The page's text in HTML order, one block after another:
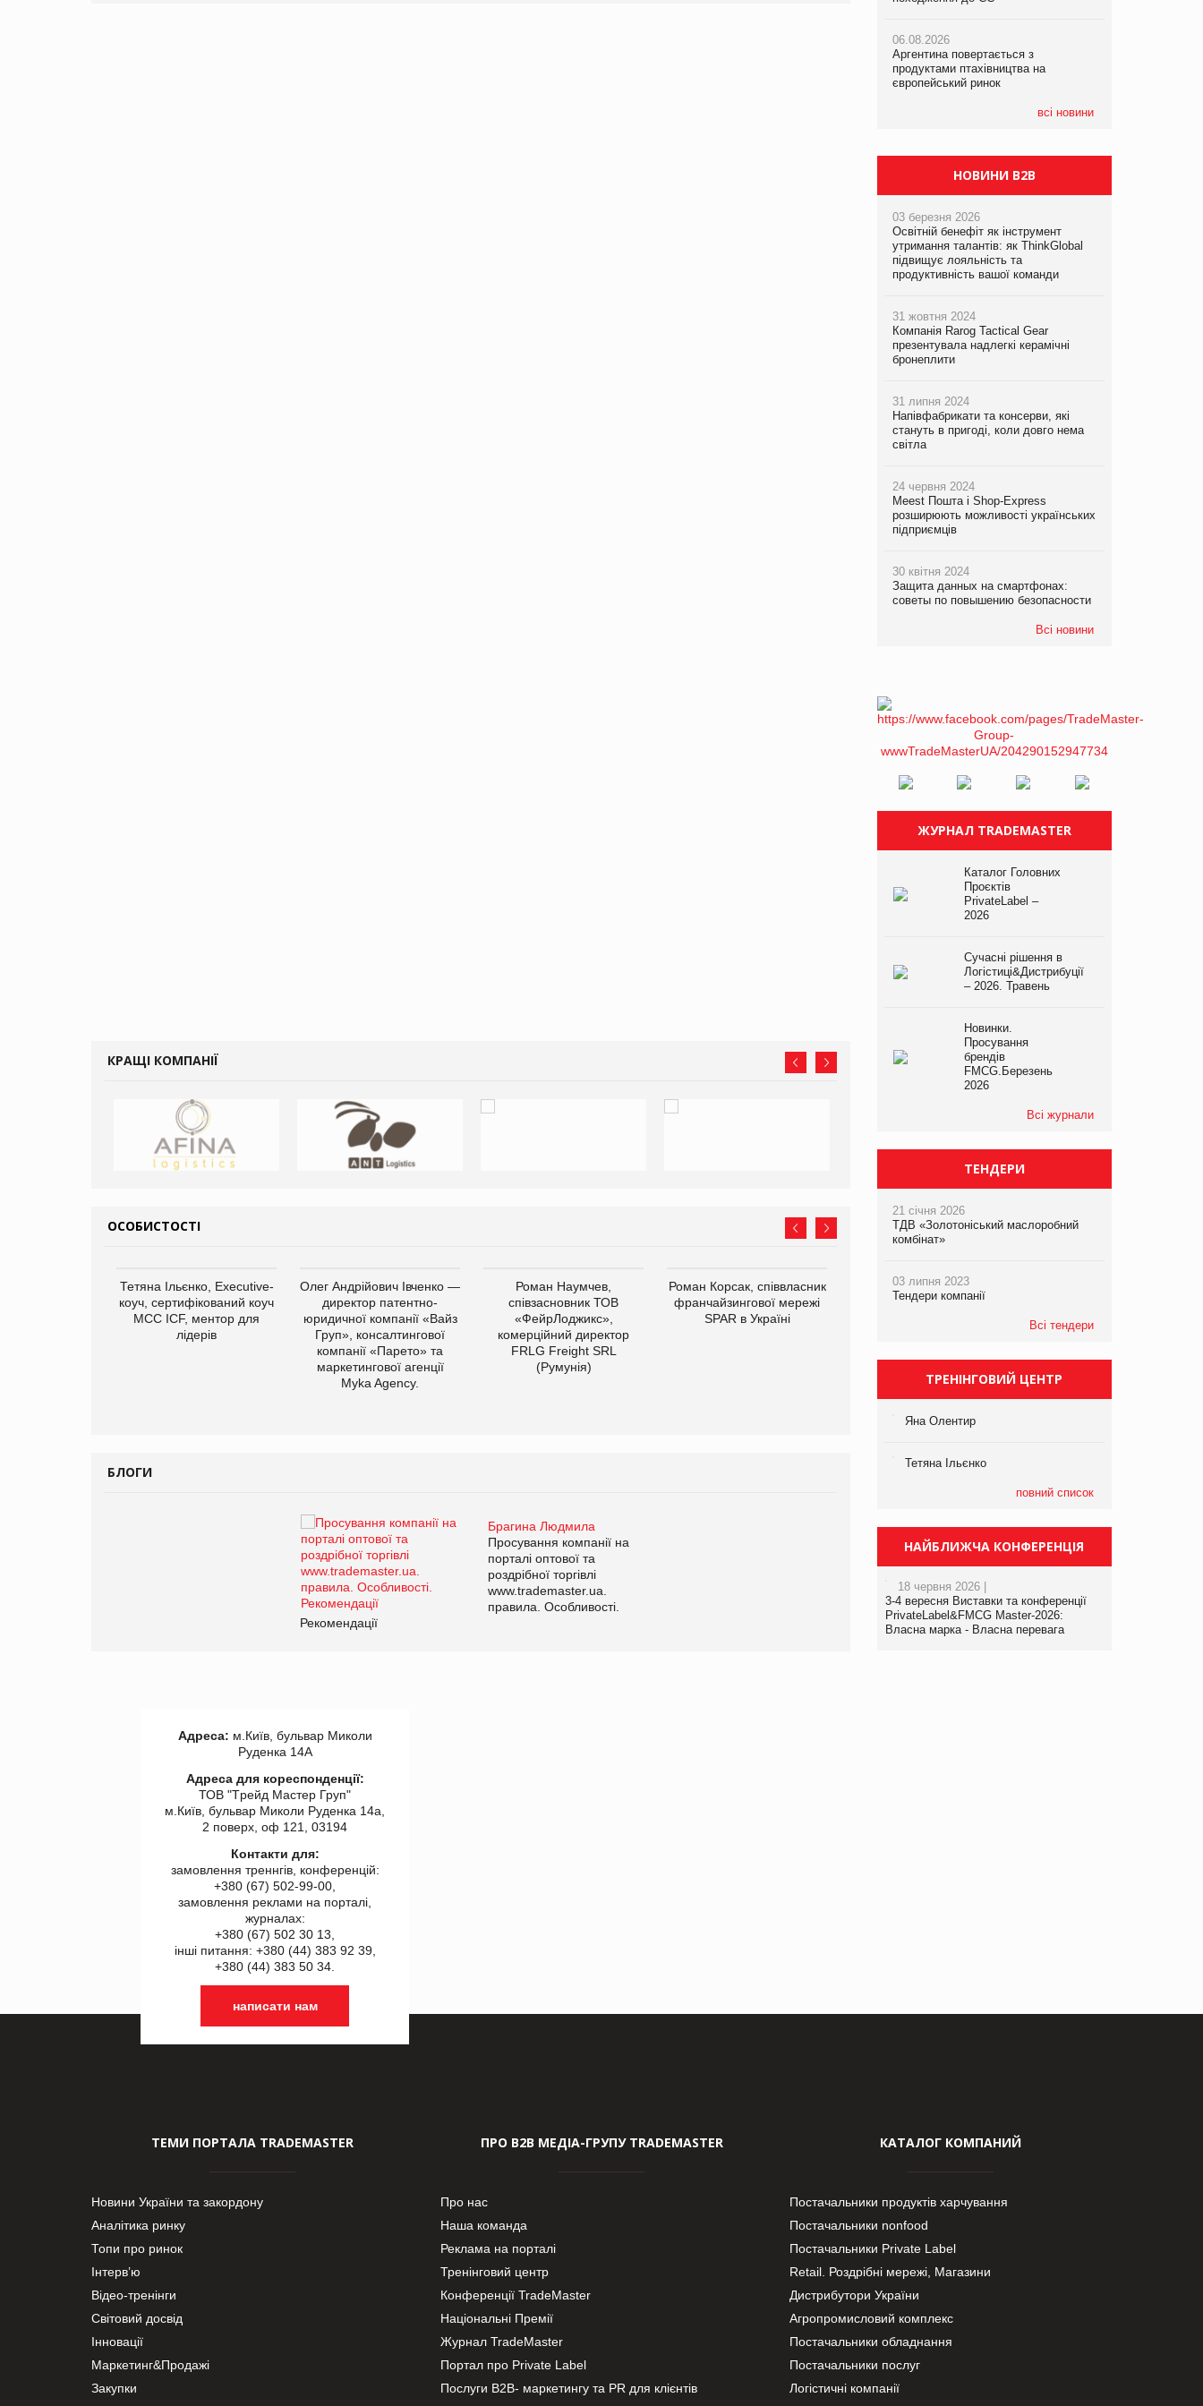
КРАЩІ КОМПАНІЇ
ОСОБИСТОСТІ
Тетяна Ільєнко, Executive-
коуч, сертифікований коуч
МСС ICF, ментор для
лідерів
Олег Андрійович Івченко —
директор патентно-
юридичної компанії «Вайз
Груп», консалтингової
компанії «Парето» та
маркетингової агенції
Myka Agency.
Роман Наумчев,
співзасновник ТОВ
«ФейрЛоджикс»,
комерційний директор
FRLG Freight SRL
(Румунія)
Роман Корсак, співвласник
франчайзингової мережі
SPAR в Україні
Олексій Логачов-Михайлов
Файно маркет Директор
БЛОГИ
Брагина Людмила
Просування компанії на
порталі оптової та
роздрібної торгівлі
www.trademaster.ua.
правила. Особливості.
Рекомендації
Брагина Людмила
Просування компанії на
правила. Особливості.
Рекомендації
06.08.2026
Аргентина повертається з
продуктами птахівництва на
європейський ринок
всі новини
05.08.2026
Смачне поповнення дитячого меню:
у VARUS з’явилися новинки від ТМ
ТОКЕРИ
хлібобулочні вироби на
PrivateLabel&FMCG Master 2026
06.08.2026
Аргентина повертається з
продуктами птахівництва на
європейський ринок
НОВИНИ B2B
03 березня 2026
Освітній бенефіт як інструмент
утримання талантів: як ThinkGlobal
підвищує лояльність та
продуктивність вашої команди
31 жовтня 2024
Компанія Rarog Tactical Gear
презентувала надлегкі керамічні
бронеплити
31 липня 2024
Напівфабрикати та консерви, які
стануть в пригоді, коли довго нема
світла
24 червня 2024
Meest Пошта і Shop-Express
розширюють можливості українських
підприємців
30 квітня 2024
Защита данных на смартфонах:
советы по повышению безопасности
Всі новини
ЖУРНАЛ TRADEMASTER
Каталог Головних
Проєктів
PrivateLabel –
2026
Сучасні рішення в
Логістиці&Дистрибуції
– 2026. Травень
Новинки.
Просування
брендів
FMCG.Березень
2026
Всі журнали
ТЕНДЕРИ
21 січня 2026
ТДВ «Золотоніський маслоробний
комбінат»
03 липня 2023
Тендери компанії
Всі тендери
ТРЕНІНГОВИЙ ЦЕНТР
Яна Олентир
Тетяна Ільєнко
повний список
НАЙБЛИЖЧА КОНФЕРЕНЦІЯ
18 червня 2026 |
3-4 вересня Виставки та конференції
PrivateLabel&FMCG Master-2026:
Власна марка - Власна перевага
Адреса: м.Київ, бульвар Миколи
Руденка 14А
Адреса для кореспонденції:
ТОВ "Tрейд Мастер Груп"
м.Київ, бульвар Миколи Руденка 14а,
2 поверх, оф 121, 03194
Контакти для:
замовлення треннгів, конференцій:
+380 (67) 502-99-00,
замовлення реклами на порталі,
журналах:
+380 (67) 502 30 13,
інші питання: +380 (44) 383 92 39,
+380 (44) 383 50 34.
написати нам
ТЕМИ ПОРТАЛА TRADEMASTER
Новини України та закордону
Аналітика ринку
Топи про ринок
Інтерв’ю
Відео-тренінги
Світовий досвід
Інновації
Маркетинг&Продажі
Закупки
ПРО В2В МЕДІА-ГРУПУ TRADEMASTER
Про нас
Наша команда
Реклама на порталі
Тренінговий центр
Конференції TradeMaster
Національні Премії
Журнал TradeMaster
Портал про Private Label
Послуги В2В- маркетингу та PR для клієнтів
КАТАЛОГ КОМПАНИЙ
Постачальники продуктів харчування
Постачальники nonfood
Постачальники Private Label
Retail. Роздрібні мережі, Магазини
Дистрибутори України
Агропромисловий комплекс
Постачальники обладнання
Постачальники послуг
Логістичні компанії